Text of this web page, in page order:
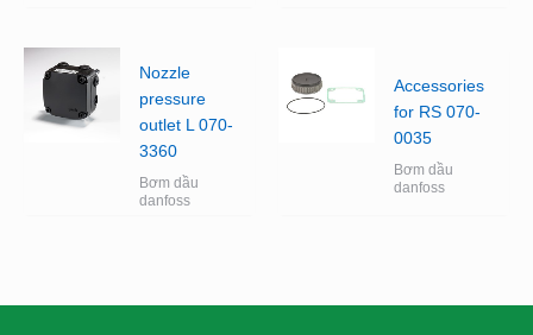
Nozzle
pressure
outlet L 070-
3360
Bơm dầu
danfoss
Accessories
for RS 070-
0035
Bơm dầu
danfoss